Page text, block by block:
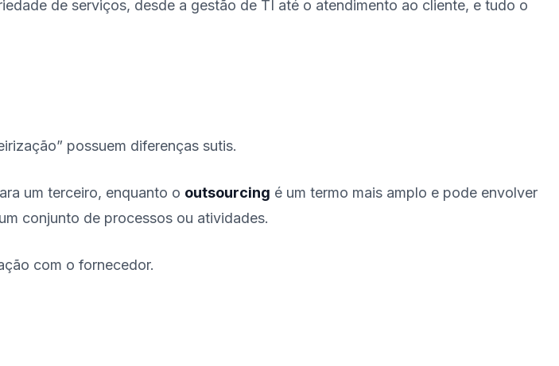
de serviços, desde a gestão de TI até o atendimento ao cliente, e tudo o
possuem diferenças sutis.
um terceiro, enquanto o outsourcing é um termo mais amplo e pode envolver
conjunto de processos ou atividades.
com o fornecedor.